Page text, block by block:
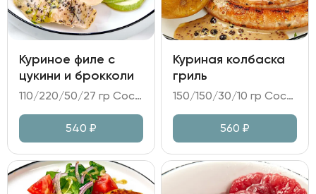
Куриное филе с
цукини и брокколи
110/220/50/27 гр Состав: - куриное филе су-вид; - цукини, брокколи; - соус из печенного перца; - масло укропное, масло растительное, зелень.
540 ₽
Куриная колбаска
гриль
150/150/30/10 гр Состав: - колбаса куриная; - картофель в золе; овощная икра Рататуй; - соус перечный; - горчица.
560 ₽